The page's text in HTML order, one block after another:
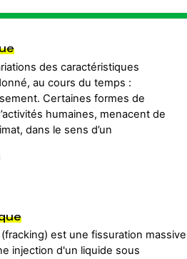
des caractéristiques
au cours du temps :
Certaines formes de
humaines, menacent de
dans le sens d’un
est une fissuration massive
injection d'un liquide sous